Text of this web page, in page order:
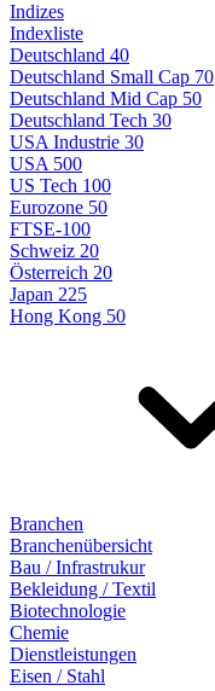
Indizes
Indexliste
Deutschland 40
Deutschland Small Cap 70
Deutschland Mid Cap 50
Deutschland Tech 30
USA Industrie 30
USA 500
US Tech 100
Eurozone 50
FTSE-100
Schweiz 20
Österreich 20
Japan 225
Hong Kong 50
Branchen
Branchenübersicht
Bau / Infrastrukur
Bekleidung / Textil
Biotechnologie
Chemie
Dienstleistungen
Eisen / Stahl